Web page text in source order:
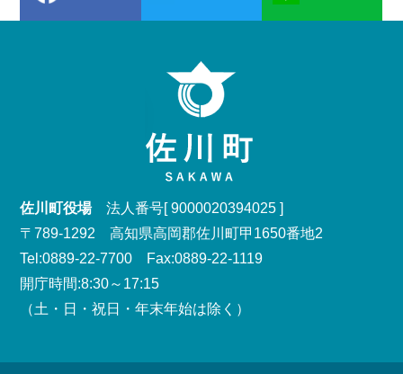
佐川町役場法人番号[ 9000020394025 ]
〒789-1292 高知県高岡郡佐川町甲1650番地2
Tel:0889-22-7700 Fax:0889-22-1119
開庁時間:8:30～17:15
（土・日・祝日・年末年始は除く）